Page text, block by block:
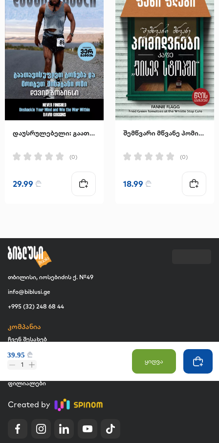
39.95 ₾
1 ყიდვა
დაუსრულებელი: გაათავისუფლეთ გონება და მოიგეთ შინაგანი ომი
(0)
29.99 ₾
შემწვარი მწვანე პომიდვრები კაფე "უისელ სტოპში"
(0)
18.99 ₾
თბილისი, იოსებიძის ქ. №49
info@biblusi.ge
+995 (32) 248 68 44
კომპანია
ჩვენ შესახებ
ვაკანსია
კომერციული შესყიდვები
ფილიალები
Created by